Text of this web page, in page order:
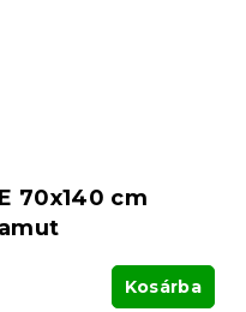
70x140 cm
Kosárba